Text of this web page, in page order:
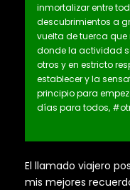
inmortalizar entre
descubrimientos a
vuelta de tuerca
donde la actividad
otros y en estricto
establecer y la
principio para
días para todos,
El llamado viajero
mis mejores